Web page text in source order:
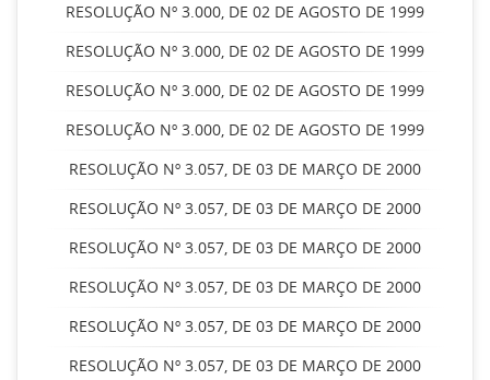
RESOLUÇÃO Nº 3.000, DE 02 DE AGOSTO DE 1999
RESOLUÇÃO Nº 3.000, DE 02 DE AGOSTO DE 1999
RESOLUÇÃO Nº 3.000, DE 02 DE AGOSTO DE 1999
RESOLUÇÃO Nº 3.000, DE 02 DE AGOSTO DE 1999
RESOLUÇÃO Nº 3.057, DE 03 DE MARÇO DE 2000
RESOLUÇÃO Nº 3.057, DE 03 DE MARÇO DE 2000
RESOLUÇÃO Nº 3.057, DE 03 DE MARÇO DE 2000
RESOLUÇÃO Nº 3.057, DE 03 DE MARÇO DE 2000
RESOLUÇÃO Nº 3.057, DE 03 DE MARÇO DE 2000
RESOLUÇÃO Nº 3.057, DE 03 DE MARÇO DE 2000